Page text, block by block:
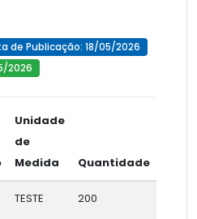
de Publicação: 18/05/2026
2026
Unidade
de
Medida
Quantidade
TESTE 200